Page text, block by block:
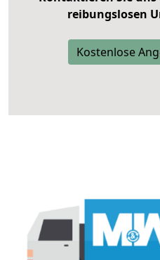
reibungslosen
Kostenlose